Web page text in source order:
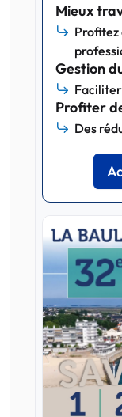
Mieux
Profitez
Gestion
Profiter
Des